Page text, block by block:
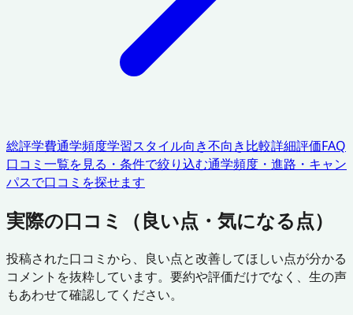
総評学費通学頻度学習スタイル向き不向き比較詳細評価FAQ
口コミ一覧を見る・条件で絞り込む通学頻度・進路・キャン
パスで口コミを探せます
実際の口コミ（良い点・気になる点）
投稿された口コミから、良い点と改善してほしい点が分かる
コメントを抜粋しています。要約や評価だけでなく、生の声
もあわせて確認してください。